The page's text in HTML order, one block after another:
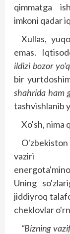
qimmatga
imkoni qadar
Xullas,
emas.
ildizi bozor
bir
shahrida ham
tashvishlanib
Xo'sh, nima
vaziri
Uning
jiddiyroq
cheklovlar
“Bizning